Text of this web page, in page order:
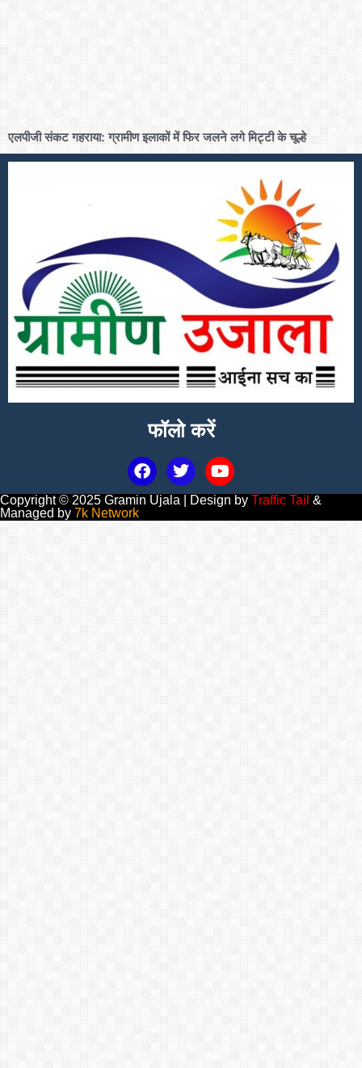
एलपीजी संकट गहराया: ग्रामीण इलाकों में फिर जलने लगे मिट्टी के चूल्हे
फॉलो करें
Copyright © 2025 Gramin Ujala | Design by Traffic Tail &
Managed by 7k Network